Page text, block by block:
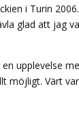
i Turin
glad att jag
upplevelse
möjligt. Värt